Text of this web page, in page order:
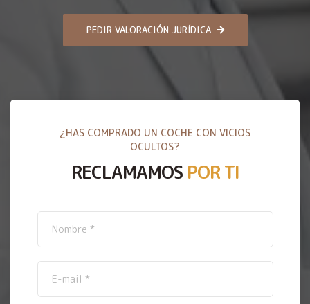
PEDIR VALORACIÓN JURÍDICA
¿HAS COMPRADO UN COCHE CON VICIOS
OCULTOS?
RECLAMAMOS POR TI